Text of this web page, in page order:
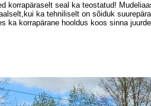
korrapäraselt seal ka teostatud!
ka tehniliselt on sõiduk
ka korrapärane hooldus koos sinna